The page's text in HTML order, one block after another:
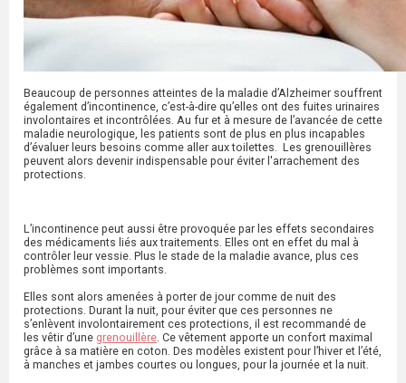
Beaucoup de personnes atteintes de la maladie d’Alzheimer souffrent
également d’incontinence, c’est-à-dire qu’elles ont des fuites urinaires
involontaires et incontrôlées. Au fur et à mesure de l’avancée de cette
maladie neurologique, les patients sont de plus en plus incapables
d’évaluer leurs besoins comme aller aux toilettes. Les grenouillères
peuvent alors devenir indispensable pour éviter l'arrachement des
protections.
L’incontinence peut aussi être provoquée par les effets secondaires
des médicaments liés aux traitements. Elles ont en effet du mal à
contrôler leur vessie. Plus le stade de la maladie avance, plus ces
problèmes sont importants.
Elles sont alors amenées à porter de jour comme de nuit des
protections. Durant la nuit, pour éviter que ces personnes ne
s’enlèvent involontairement ces protections, il est recommandé de
les vêtir d’une grenouillère . Ce vêtement apporte un confort maximal
grâce à sa matière en coton. Des modèles existent pour l’hiver et l’été,
à manches et jambes courtes ou longues, pour la journée et la nuit.